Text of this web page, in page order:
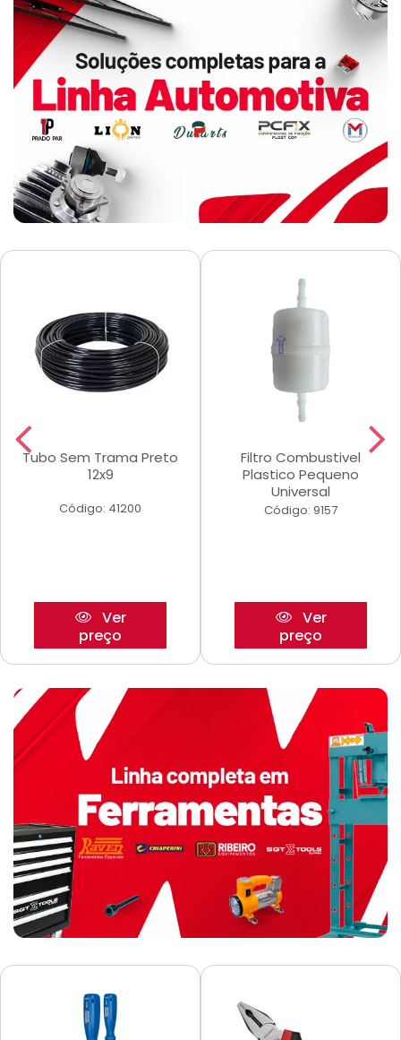
Tubo Sem Trama Preto
12x9
Código: 41200
Ver
preço
Filtro Combustivel
Plastico Pequeno
Universal
Código: 9157
Ver
preço